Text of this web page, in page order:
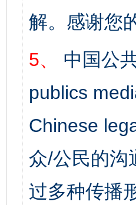
解。感谢您
5、
中国公
publics
Chinese
众/公民的沟
过多种传播